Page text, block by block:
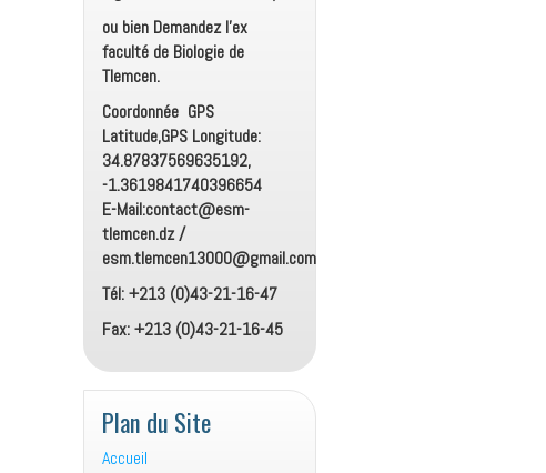
ou bien Demandez l’ex
faculté de Biologie de
Tlemcen.
Coordonnée GPS
Latitude,GPS Longitude:
34.87837569635192,
-1.3619841740396654
E-Mail:contact@esm-
tlemcen.dz /
esm.tlemcen13000@gmail.com
Tél: +213 (0)43-21-16-47
Fax: +213 (0)43-21-16-45
Plan du Site
Accueil